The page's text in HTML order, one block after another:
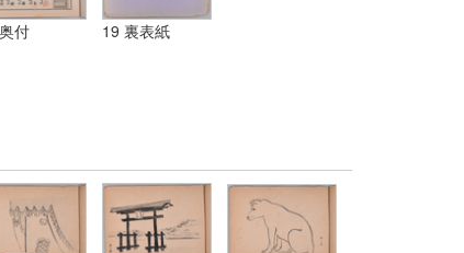
付 19 裏表紙